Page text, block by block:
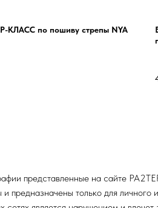
КЛАСС по пошиву стрепы NYA
представленные на сайте
только для личного